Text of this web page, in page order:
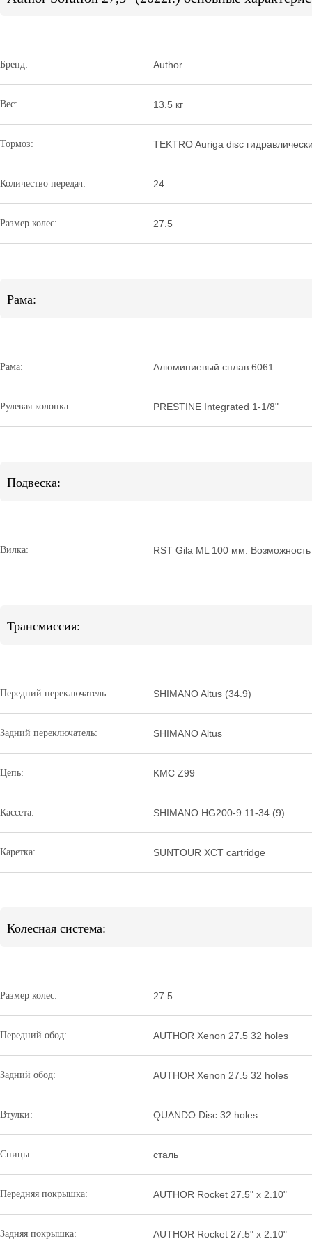
Бренд: Author
Вес: 13.5 кг
Тормоз: TEKTRO Auriga disc
Количество передач: 24
Размер колес: 27.5
Рама:
Рама: Алюминиевый сплав 6061
Рулевая колонка: PRESTINE Integrated 1-1/8"
Подвеска:
Вилка: RST Gila ML 100 мм. Возможность
Трансмиссия:
Передний переключатель: SHIMANO Altus (34.9)
Задний переключатель: SHIMANO Altus
Цепь: KMC Z99
Кассета: SHIMANO HG200-9 11-34 (9)
Каретка: SUNTOUR XCT cartridge
Колесная система:
Размер колес: 27.5
Передний обод: AUTHOR Xenon 27.5 32 holes
Задний обод: AUTHOR Xenon 27.5 32 holes
Втулки: QUANDO Disc 32 holes
Спицы: сталь
Передняя покрышка: AUTHOR Rocket 27.5" x 2.10"
Задняя покрышка: AUTHOR Rocket 27.5" x 2.10"